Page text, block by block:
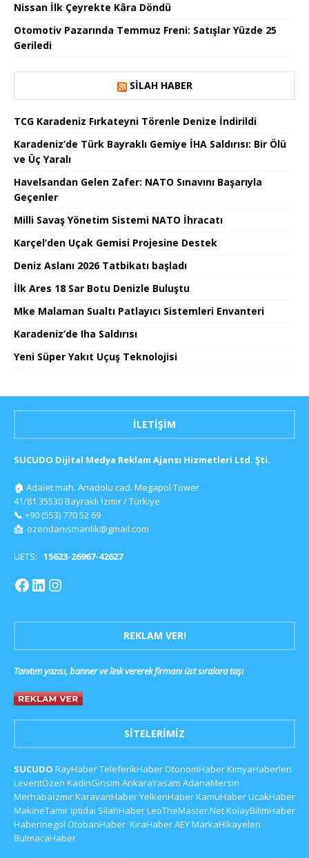
Nissan İlk Çeyrekte Kâra Döndü
Otomotiv Pazarında Temmuz Freni: Satışlar Yüzde 25
Geriledi
SILAH HABER
TCG Karadeniz Fırkateyni Törenle Denize İndirildi
Karadeniz’de Türk Bayraklı Gemiye İHA Saldırısı: Bir Ölü
ve Üç Yaralı
Havelsandan Gelen Zafer: NATO Sınavını Başarıyla
Geçenler
Milli Savaş Yönetim Sistemi NATO İhracatı
Karçel’den Uçak Gemisi Projesine Destek
Deniz Aslanı 2026 Tatbikatı başladı
İlk Ares 18 Sar Botu Denizle Buluştu
Mke Malaman Sualtı Patlayıcı Sistemleri Envanteri
Karadeniz’de Iha Saldırısı
Yeni Süper Yakıt Uçuş Teknolojisi
İLETIŞIM
SUCUDO Dijital Medya Reklam Ajansı Hizmetleri Ltd. Şti.
🏠 Adalet mah. Anadolu cad. Megapol Tower
41/81 35530 Bayraklı İzmir / Türkiye
📞 +90 (553) 770 52 69
📩 ozendanismanlik@gmail.com
UETS: 15623-26967-42627
REKLAM VER!
Tanıtım yazısı, banner ve link vererek firmanı üst sıralara taşı
SITELERIMIZ
SUCUDO RayHaberTeleferikHaber OtonomHaberKimyaHaberleri
LeventÖzen KadinGirisim AnkaraYasam AdanaMersin
MerhabaİzmirKaravanHaberYelkenHaberKamuHaberUcakHaber
MakineTamirIptidai SilahHaberLeoTheMaster.NetKolayBilimHaber
HaberInegol OtobanHaber KiraHaberAEYMarkaHikayeleri
BulmacaHaber